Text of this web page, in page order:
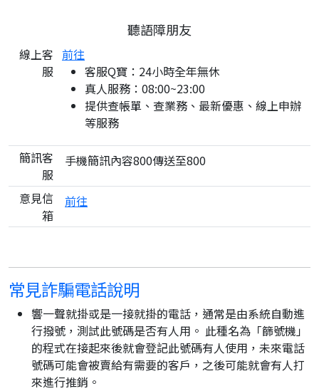
聽語障朋友
線上客
服
前往
客服Q寶：24小時全年無休
真人服務：08:00~23:00
提供查帳單、查業務、最新優惠、線上申辦
等服務
簡訊客
服
手機簡訊內容800傳送至800
意見信
箱
前往
常見詐騙電話說明
響一聲就掛或是一接就掛的電話，通常是由系統自動進
行撥號，測試此號碼是否有人用。 此種名為「篩號機」
的程式在接起來後就會登記此號碼有人使用，未來電話
號碼可能會被賣給有需要的客戶，之後可能就會有人打
來進行推銷。